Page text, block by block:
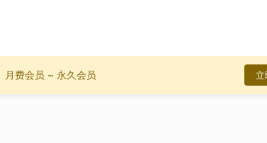
月费会员 ~ 永久会员